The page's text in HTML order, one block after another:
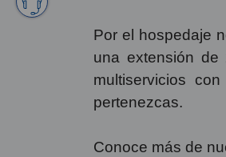
Por el hospedaje
una extensión de
multiservicios
pertenezcas.
Conoce más de